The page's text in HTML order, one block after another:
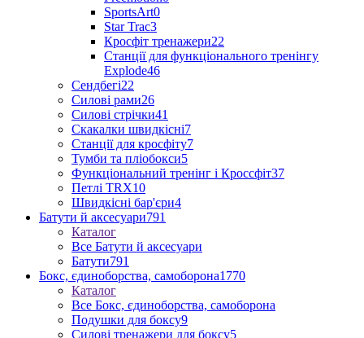
SportsArt0
Star Trac3
Кросфіт тренажери22
Станції для функціонального тренінгу
Explode46
Сендбегі22
Силові рами26
Силові стрічки41
Скакалки швидкісні7
Станції для кросфіту7
Тумби та пліобокси5
Функціональний тренінг і Кроссфіт37
Петлі TRX10
Швидкісні бар'єри4
Батути й аксесуари791
Каталог
Все Батути й аксесуари
Батути791
Бокс, єдиноборства, самоборона1770
Каталог
Все Бокс, єдиноборства, самоборона
Подушки для боксу9
Силові тренажери для боксу5